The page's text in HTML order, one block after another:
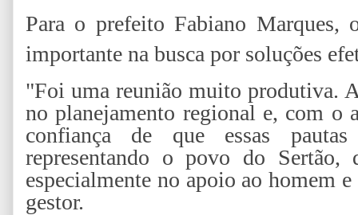
Para o prefeito Fabiano Marques,
importante na busca por soluções
"Foi uma reunião muito produtiva.
no planejamento regional e, com o
confiança de que essas
representando o povo do Sertão,
especialmente no apoio ao homem
gestor.